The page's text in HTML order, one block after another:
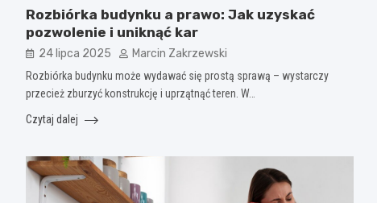
Rozbiórka budynku a prawo: Jak uzyskać
pozwolenie i uniknąć kar
24 lipca 2025 Marcin Zakrzewski
Rozbiórka budynku może wydawać się prostą sprawą – wystarczy
przecież zburzyć konstrukcję i uprzątnąć teren. W…
Czytaj dalej